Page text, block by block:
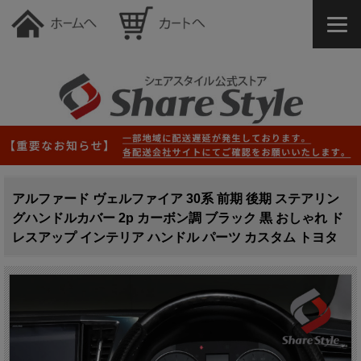
アルファード ヴェルファイア 30系 前期 後期 ステアリン
グハンドルカバー 2p カーボン調 ブラック 黒 おしゃれ ド
レスアップ インテリア ハンドル パーツ カスタム トヨタ